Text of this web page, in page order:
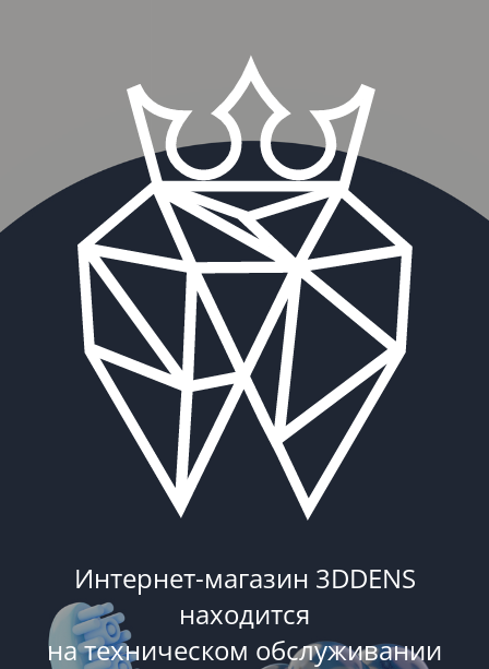
Интернет-магазин 3DDENS
находится
на техническом обслуживании